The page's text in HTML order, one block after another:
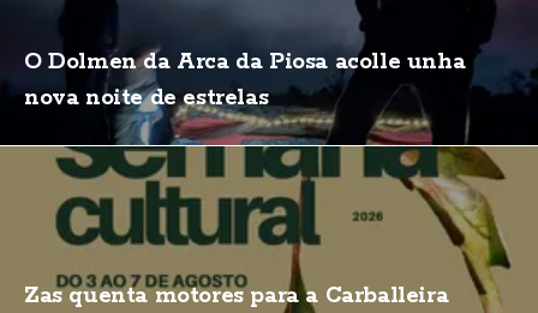
O Dolmen da Arca da Piosa acolle unha
nova noite de estrelas
Zas quenta motores para a Carballeira